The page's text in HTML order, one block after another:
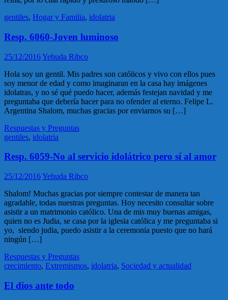
gentiles, Hogar y Familia, idolatria
Resp. 6060-Joven luminoso
25/12/2016Yehuda Ribco
Hola soy un gentil. Mis padres son católicos y vivo con ellos pues
soy menor de edad y como imaginaran en la casa hay imágenes
idolatras, y no sé qué puedo hacer, además festejan navidad y me
preguntaba que debería hacer para no ofender al eterno. Felipe L.
Argentina Shalom, muchas gracias por enviarnos su […]
Respuestas y Preguntas
gentiles, idolatria
Resp. 6059-No al servicio idolátrico pero sí al amor
25/12/2016Yehuda Ribco
Shalom! Muchas gracias por siempre contestar de manera tan
agradable, todas nuestras preguntas. Hoy necesito consultar sobre
asistir a un matrimonio católico. Una de mis muy buenas amigas,
quien no es Judia, se casa por la iglesia católica y me preguntaba si
yo, siendo judia, puedo asistir a la ceremonia puesto que no hará
ningún […]
Respuestas y Preguntas
crecimiento, Extremismos, idolatria, Sociedad y actualidad
El dios ante todo